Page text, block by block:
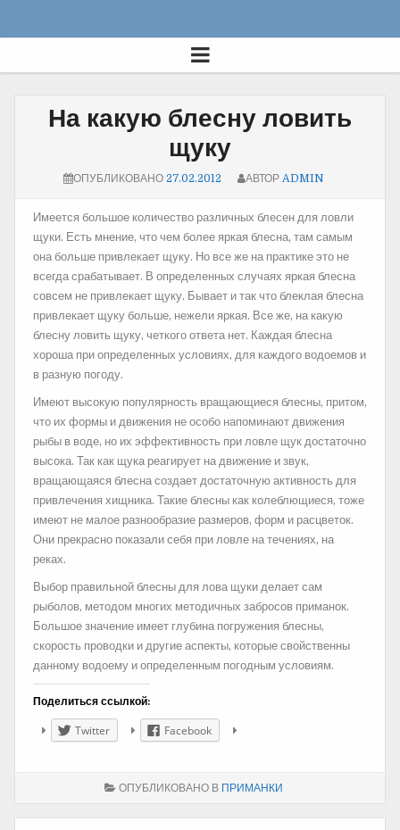
На какую блесну ловить
щуку
ОПУБЛИКОВАНО 27.02.2012 АВТОР ADMIN
Имеется большое количество различных блесен для ловли
щуки. Есть мнение, что чем более яркая блесна, там самым
она больше привлекает щуку. Но все же на практике это не
всегда срабатывает. В определенных случаях яркая блесна
совсем не привлекает щуку. Бывает и так что блеклая блесна
привлекает щуку больше, нежели яркая. Все же, на какую
блесну ловить щуку, четкого ответа нет. Каждая блесна
хороша при определенных условиях, для каждого водоемов и
в разную погоду.
Имеют высокую популярность вращающиеся блесны, притом,
что их формы и движения не особо напоминают движения
рыбы в воде, но их эффективность при ловле щук достаточно
высока. Так как щука реагирует на движение и звук,
вращающаяся блесна создает достаточную активность для
привлечения хищника. Такие блесны как колеблющиеся, тоже
имеют не малое разнообразие размеров, форм и расцветок.
Они прекрасно показали себя при ловле на течениях, на
реках.
Выбор правильной блесны для лова щуки делает сам
рыболов, методом многих методичных забросов приманок.
Большое значение имеет глубина погружения блесны,
скорость проводки и другие аспекты, которые свойственны
данному водоему и определенным погодным условиям.
Поделиться ссылкой:
Twitter Facebook
ОПУБЛИКОВАНО В ПРИМАНКИ